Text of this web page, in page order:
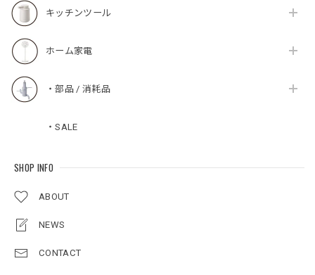
キッチンツール
ホーム家電
・部品 / 消耗品
・SALE
SHOP INFO
ABOUT
NEWS
CONTACT